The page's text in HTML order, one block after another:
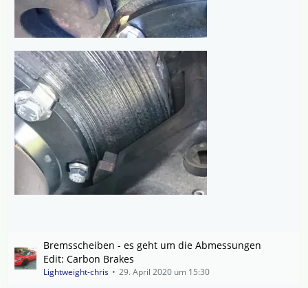
Bremsscheiben - es geht um die Abmessungen
Edit: Carbon Brakes
Lightweight-chris 29. April 2020 um 15:30